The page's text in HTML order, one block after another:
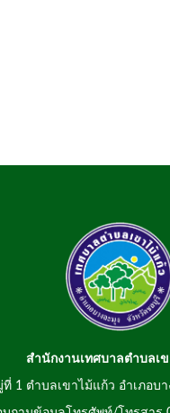
สำนักงานเทศบาลตำบลเ
1 ตำบลเขาไม้แก้ว อำเภอบ